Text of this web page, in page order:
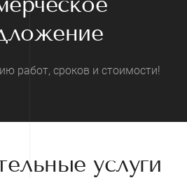
работ, сроков и стоимости!
услуги